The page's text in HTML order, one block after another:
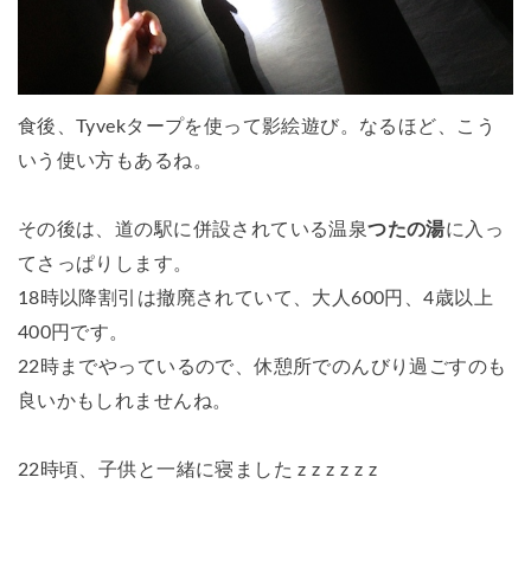
食後、Tyvekタープを使って影絵遊び。なるほど、こう
いう使い方もあるね。
その後は、道の駅に併設されている温泉つたの湯に入っ
てさっぱりします。
18時以降割引は撤廃されていて、大人600円、4歳以上
400円です。
22時までやっているので、休憩所でのんびり過ごすのも
良いかもしれませんね。
22時頃、子供と一緒に寝ました z z z z z z